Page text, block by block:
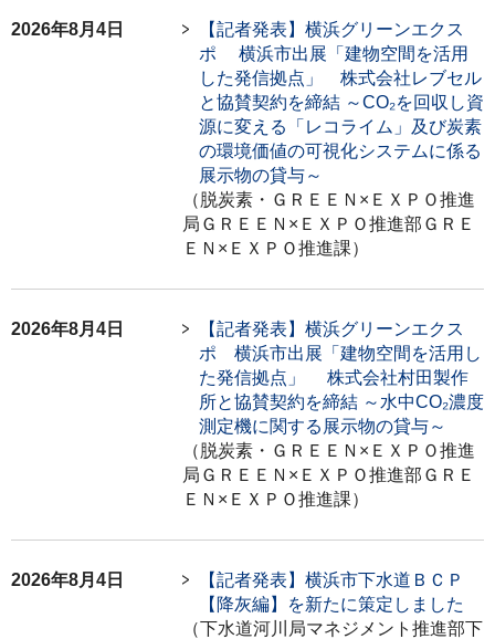
2026年8月4日
【記者発表】横浜グリーンエクス
ポ 横浜市出展「建物空間を活用
した発信拠点」 株式会社レブセル
と協賛契約を締結 ～CO₂を回収し資
源に変える「レコライム」及び炭素
の環境価値の可視化システムに係る
展示物の貸与～
（脱炭素・ＧＲＥＥＮ×ＥＸＰＯ推進
局ＧＲＥＥＮ×ＥＸＰＯ推進部ＧＲＥ
ＥＮ×ＥＸＰＯ推進課）
2026年8月4日
【記者発表】横浜グリーンエクス
ポ 横浜市出展「建物空間を活用し
た発信拠点」 株式会社村田製作
所と協賛契約を締結 ～水中CO₂濃度
測定機に関する展示物の貸与～
（脱炭素・ＧＲＥＥＮ×ＥＸＰＯ推進
局ＧＲＥＥＮ×ＥＸＰＯ推進部ＧＲＥ
ＥＮ×ＥＸＰＯ推進課）
2026年8月4日
【記者発表】横浜市下水道ＢＣＰ
【降灰編】を新たに策定しました
（下水道河川局マネジメント推進部下